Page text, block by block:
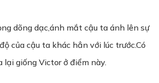
dõng dạc,ánh mắt cậu ta ánh lên sự
của cậu ta khác hẳn với lúc trước.Có
giống Victor ở điểm này.